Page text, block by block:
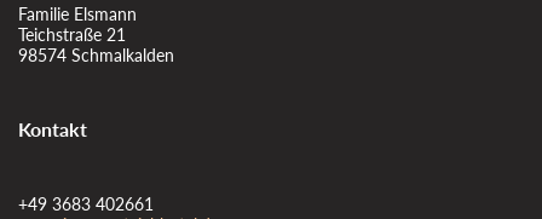
Familie Elsmann
Teichstraße 21
98574 Schmalkalden
Kontakt
+49 3683 402661